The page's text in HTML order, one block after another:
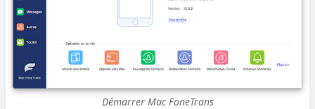
Démarrer Mac FoneTrans